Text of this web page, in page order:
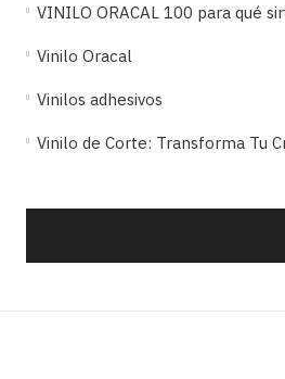
VINILO ORACAL 100 para qué
Vinilo Oracal
Vinilos adhesivos
Vinilo de Corte: Transforma Tu